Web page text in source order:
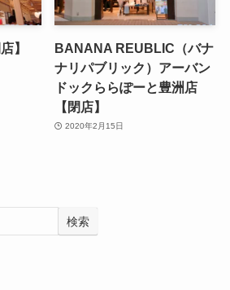
】
BANANA REUBLIC（バナ
ナリパブリック）アーバン
ドックららぽーと豊洲店
【閉店】
2020年2月15日
検索